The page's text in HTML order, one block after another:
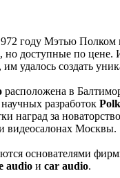
году Мэтью
доступные по цене.
удалось создать
расположена в
разработок
наград за
видеосалонах Москвы.
основателями
audio и car audio.